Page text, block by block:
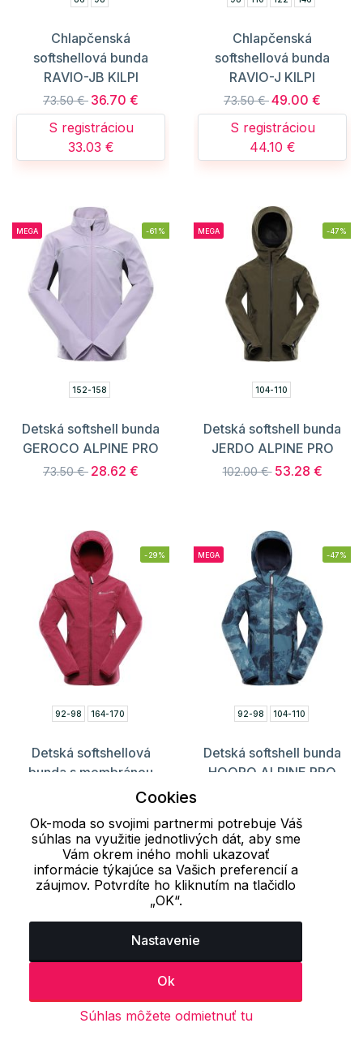
Chlapčenská
softshellová bunda
RAVIO-JB KILPI
73.50 € 36.70 €
S registráciou
33.03 €
Chlapčenská
softshellová bunda
RAVIO-J KILPI
73.50 €49.00 €
S registráciou
44.10 €
MEGA -61%
152-158
Detská softshell bunda
GEROCO ALPINE PRO
73.50 € 28.62 €
MEGA -47%
104-110
Detská softshell bunda
JERDO ALPINE PRO
102.00 € 53.28 €
-29%
92-98 164-170
Detská softshellová
bunda s membránou
OMANO 2 ALPINE PRO
MEGA -47%
92-98 104-110
Detská softshell bunda
HOORO ALPINE PRO
Načítať ďalších 24 položiek
1 2
Naposledy prezerané produkty
Cookies
Ok-moda so svojimi partnermi potrebuje Váš
súhlas na využitie jednotlivých dát, aby sme
Vám okrem iného mohli ukazovať
informácie týkajúce sa Vašich preferencií a
záujmov. Potvrdíte ho kliknutím na tlačidlo
„OK“.
Nastavenie
Ok
Súhlas môžete odmietnuť tu